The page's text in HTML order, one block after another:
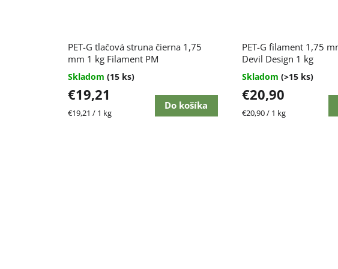
PET-G tlačová struna čierna 1,75
mm 1 kg Filament PM
Skladom (15 ks)
€19,21
Jednotková
€19,21 / 1 kg
Do košíka
PET-G filament 1,75
Devil Design 1 kg
hodnotenie
produktu
4,4
z
hviezdičiek.
Skladom (>15 ks)
€20,90
Jednotková
€20,90 / 1 kg